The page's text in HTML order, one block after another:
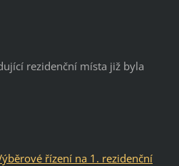
rezidenční místa již byla
řízení na 1. rezidenční